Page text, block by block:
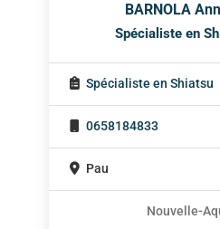
BARNOLA
Spécialiste en
Spécialiste en Shiatsu
0658184833
Pau
Nouvelle-